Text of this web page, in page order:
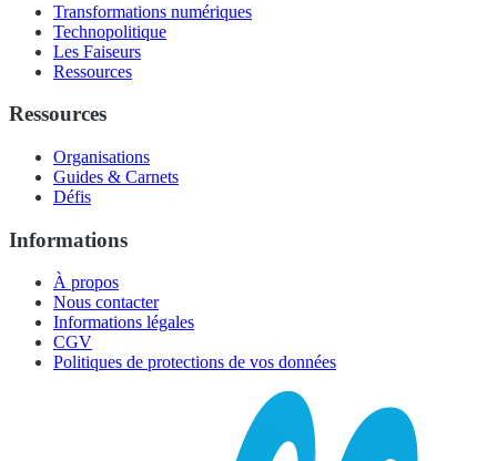
Transformations numériques
Technopolitique
Les Faiseurs
Ressources
Ressources
Organisations
Guides & Carnets
Défis
Informations
À propos
Nous contacter
Informations légales
CGV
Politiques de protections de vos données